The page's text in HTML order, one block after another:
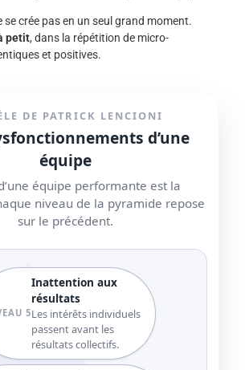
se crée pas en un seul grand moment.
petit, dans la répétition de micro-
et positives.
DE PATRICK LENCIONI
d’une
équipe
équipe performante est la
niveau de la pyramide repose
sur le précédent.
5
Inattention aux
résultats
Les intérêts individuels
passent avant les
résultats collectifs.